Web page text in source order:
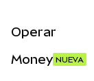
Operar
Money NUEVA